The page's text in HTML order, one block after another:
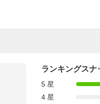
ランキングスナ
5 星
4 星